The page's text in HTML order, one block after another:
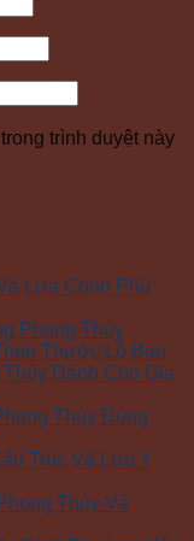
trình duyệt này
Lựa Chọn Phù
Phong Thủy
Thước Lỗ Ban
Dành Cho Gia
Thủy Đúng
Trúc Và Lưu Ý
Thủy Và